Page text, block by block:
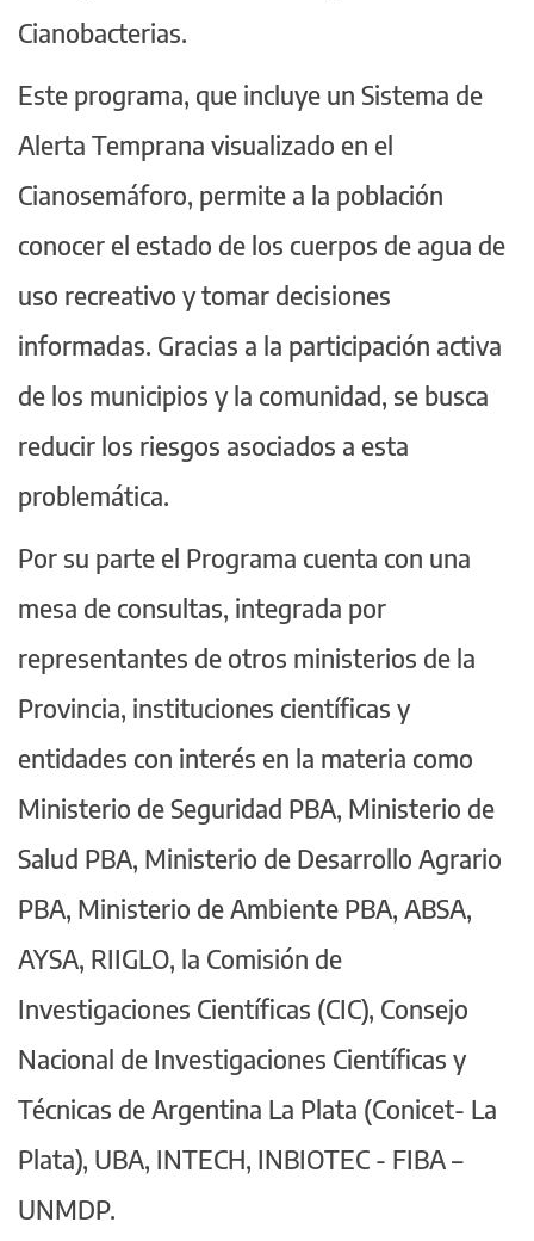
Cianobacterias.
Este programa, que incluye un Sistema de
Alerta Temprana visualizado en el
Cianosemáforo, permite a la población
conocer el estado de los cuerpos de agua de
uso recreativo y tomar decisiones
informadas. Gracias a la participación activa
de los municipios y la comunidad, se busca
reducir los riesgos asociados a esta
problemática.
Por su parte el Programa cuenta con una
mesa de consultas, integrada por
representantes de otros ministerios de la
Provincia, instituciones científicas y
entidades con interés en la materia como
Ministerio de Seguridad PBA, Ministerio de
Salud PBA, Ministerio de Desarrollo Agrario
PBA, Ministerio de Ambiente PBA, ABSA,
AYSA, RIIGLO, la Comisión de
Investigaciones Científicas (CIC), Consejo
Nacional de Investigaciones Científicas y
Técnicas de Argentina La Plata (Conicet- La
Plata), UBA, INTECH, INBIOTEC - FIBA –
UNMDP.